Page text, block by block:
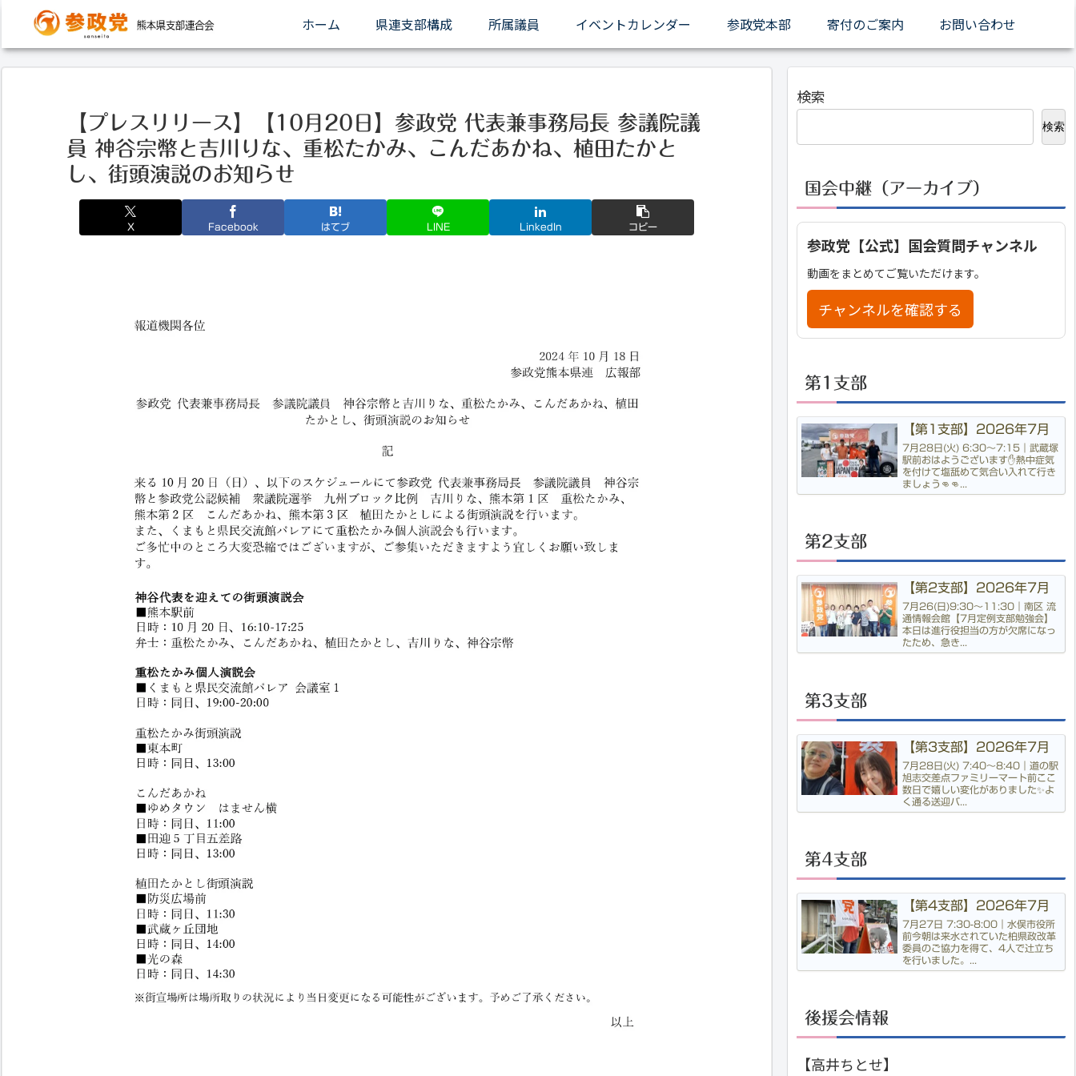
ホーム 県連支部構成 所属議員 イベントカレンダー 参政党本部 寄付のご案内 お問い合わせ
【プレスリリース】【10月20日】参政党 代表兼事務局⻑ 参議院議
員 神⾕宗幣と吉川りな、重松たかみ、こんだあかね、植⽥たかと
し、街頭演説のお知らせ
X Facebook はてブ LINE LinkedIn コピー
検索
検索
国会中継（アーカイブ）
参政党【公式】国会質問チャンネル
動画をまとめてご覧いただけます。
チャンネルを確認する
第1支部
【第1支部】2026年7月
7月28日(火) 6:30〜7:15｜武蔵塚
駅前おはようございます✋熱中症気
を付けて塩舐めて気合い入れて行き
ましょう👊👊...
第2支部
【第2支部】2026年7月
7月26(日)9:30〜11:30｜南区 流
通情報会館【7月定例支部勉強会】
本日は進行役担当の方が欠席になっ
たため、急き...
第3支部
【第3支部】2026年7月
7月28日(火) 7:40〜8:40｜道の駅
旭志交差点ファミリーマート前ここ
数日で嬉しい変化がありました✨よ
く通る送迎バ...
第4支部
【第4支部】2026年7月
7月27日 7:30-8:00｜水俣市役所
前今朝は来水されていた柏県政改革
委員のご協力を得て、4人で辻立ち
を行いました。...
後援会情報
【高井ちとせ】